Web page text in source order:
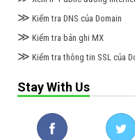
≫ Kiểm tra DNS của Domain
≫ Kiểm tra bản ghi MX
≫ Kiểm tra thông tin SSL của
Stay With Us